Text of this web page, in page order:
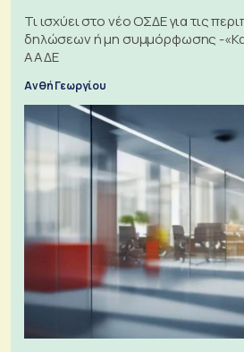
Τι ισχύει στο νέο ΟΣΔΕ για τις
δηλώσεων ή μη συμμόρφωσης -
ΑΑΔΕ
Ανθή Γεωργίου